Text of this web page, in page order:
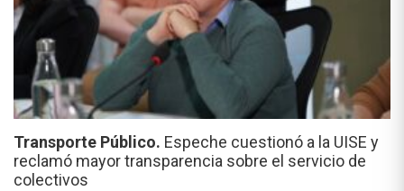
Transporte Público. Espeche cuestionó a la UISE y
reclamó mayor transparencia sobre el servicio de
colectivos